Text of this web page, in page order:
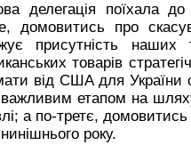
делегація поїхала
домовитись про
присутність
товарів
від США для України
етапом на шляху
а по-третє,
нинішнього року.